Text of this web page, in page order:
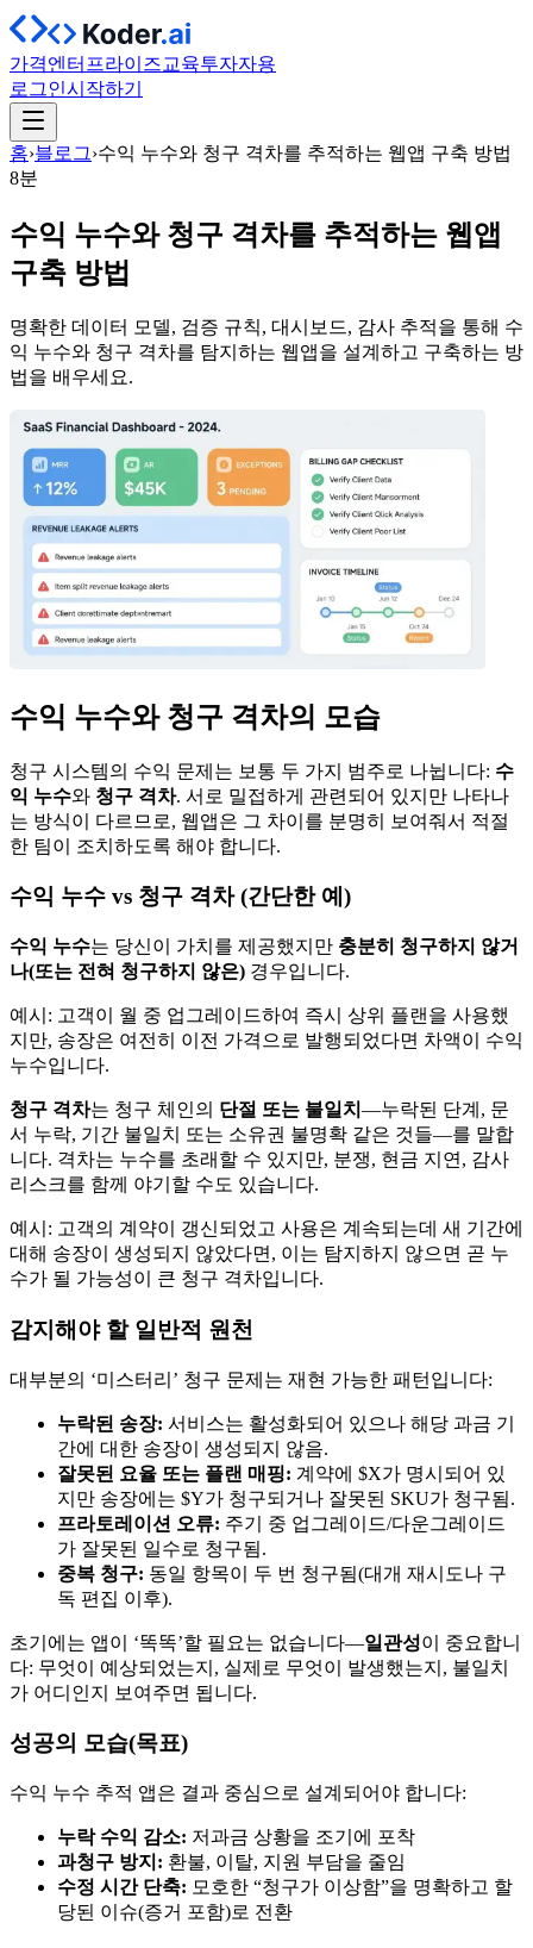
가격엔터프라이즈교육투자자용
로그인시작하기
홈›블로그›수익 누수와 청구 격차를 추적하는 웹앱 구축 방법
8분
수익 누수와 청구 격차를 추적하는 웹앱
구축 방법
명확한 데이터 모델, 검증 규칙, 대시보드, 감사 추적을 통해 수
익 누수와 청구 격차를 탐지하는 웹앱을 설계하고 구축하는 방
법을 배우세요.
수익 누수와 청구 격차의 모습
청구 시스템의 수익 문제는 보통 두 가지 범주로 나뉩니다: 수
익 누수와 청구 격차. 서로 밀접하게 관련되어 있지만 나타나
는 방식이 다르므로, 웹앱은 그 차이를 분명히 보여줘서 적절
한 팀이 조치하도록 해야 합니다.
수익 누수 vs 청구 격차 (간단한 예)
수익 누수는 당신이 가치를 제공했지만 충분히 청구하지 않거
나(또는 전혀 청구하지 않은) 경우입니다.
예시: 고객이 월 중 업그레이드하여 즉시 상위 플랜을 사용했
지만, 송장은 여전히 이전 가격으로 발행되었다면 차액이 수익
누수입니다.
청구 격차는 청구 체인의 단절 또는 불일치 —누락된 단계, 문
서 누락, 기간 불일치 또는 소유권 불명확 같은 것들—를 말합
니다. 격차는 누수를 초래할 수 있지만, 분쟁, 현금 지연, 감사
리스크를 함께 야기할 수도 있습니다.
예시: 고객의 계약이 갱신되었고 사용은 계속되는데 새 기간에
대해 송장이 생성되지 않았다면, 이는 탐지하지 않으면 곧 누
수가 될 가능성이 큰 청구 격차입니다.
감지해야 할 일반적 원천
대부분의 ‘미스터리’ 청구 문제는 재현 가능한 패턴입니다:
누락된 송장: 서비스는 활성화되어 있으나 해당 과금 기
간에 대한 송장이 생성되지 않음.
잘못된 요율 또는 플랜 매핑: 계약에 $X가 명시되어 있
지만 송장에는 $Y가 청구되거나 잘못된 SKU가 청구됨.
프라토레이션 오류: 주기 중 업그레이드/다운그레이드
가 잘못된 일수로 청구됨.
중복 청구: 동일 항목이 두 번 청구됨(대개 재시도나 구
독 편집 이후).
초기에는 앱이 ‘똑똑’할 필요는 없습니다—일관성이 중요합니
다: 무엇이 예상되었는지, 실제로 무엇이 발생했는지, 불일치
가 어디인지 보여주면 됩니다.
성공의 모습(목표)
수익 누수 추적 앱은 결과 중심으로 설계되어야 합니다:
누락 수익 감소: 저과금 상황을 조기에 포착
과청구 방지: 환불, 이탈, 지원 부담을 줄임
수정 시간 단축: 모호한 “청구가 이상함”을 명확하고 할
당된 이슈(증거 포함)로 전환